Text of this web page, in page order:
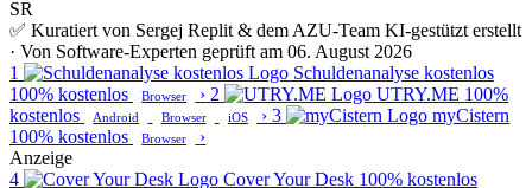
SR
✅ Kuratiert von Sergej Replit & dem AZU-Team KI-gestützt erstellt
· Von Software-Experten geprüft am 06. August 2026
1
Schuldenanalyse kostenlos
100% kostenlos
Browser › 2 UTRY.ME 100%
kostenlos
Android Browser iOS › 3
myCistern
100% kostenlos
Browser
›
Anzeige
4
Cover Your Desk 100% kostenlos